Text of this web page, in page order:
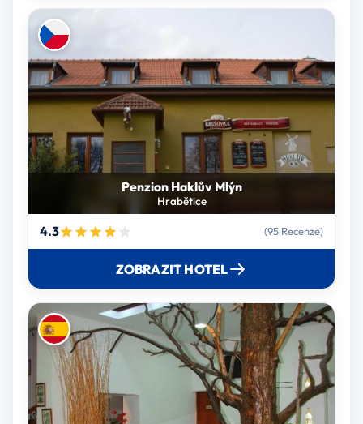
Penzion Haklův Mlýn
Hrabětice
4.3 (95 Recenze)
ZOBRAZIT HOTEL